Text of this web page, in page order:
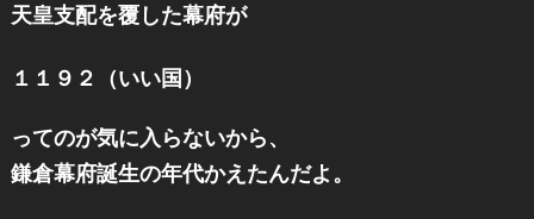
天皇支配を覆した幕府が
１１９２（いい国）
ってのが気に入らないから、
鎌倉幕府誕生の年代かえたんだよ。